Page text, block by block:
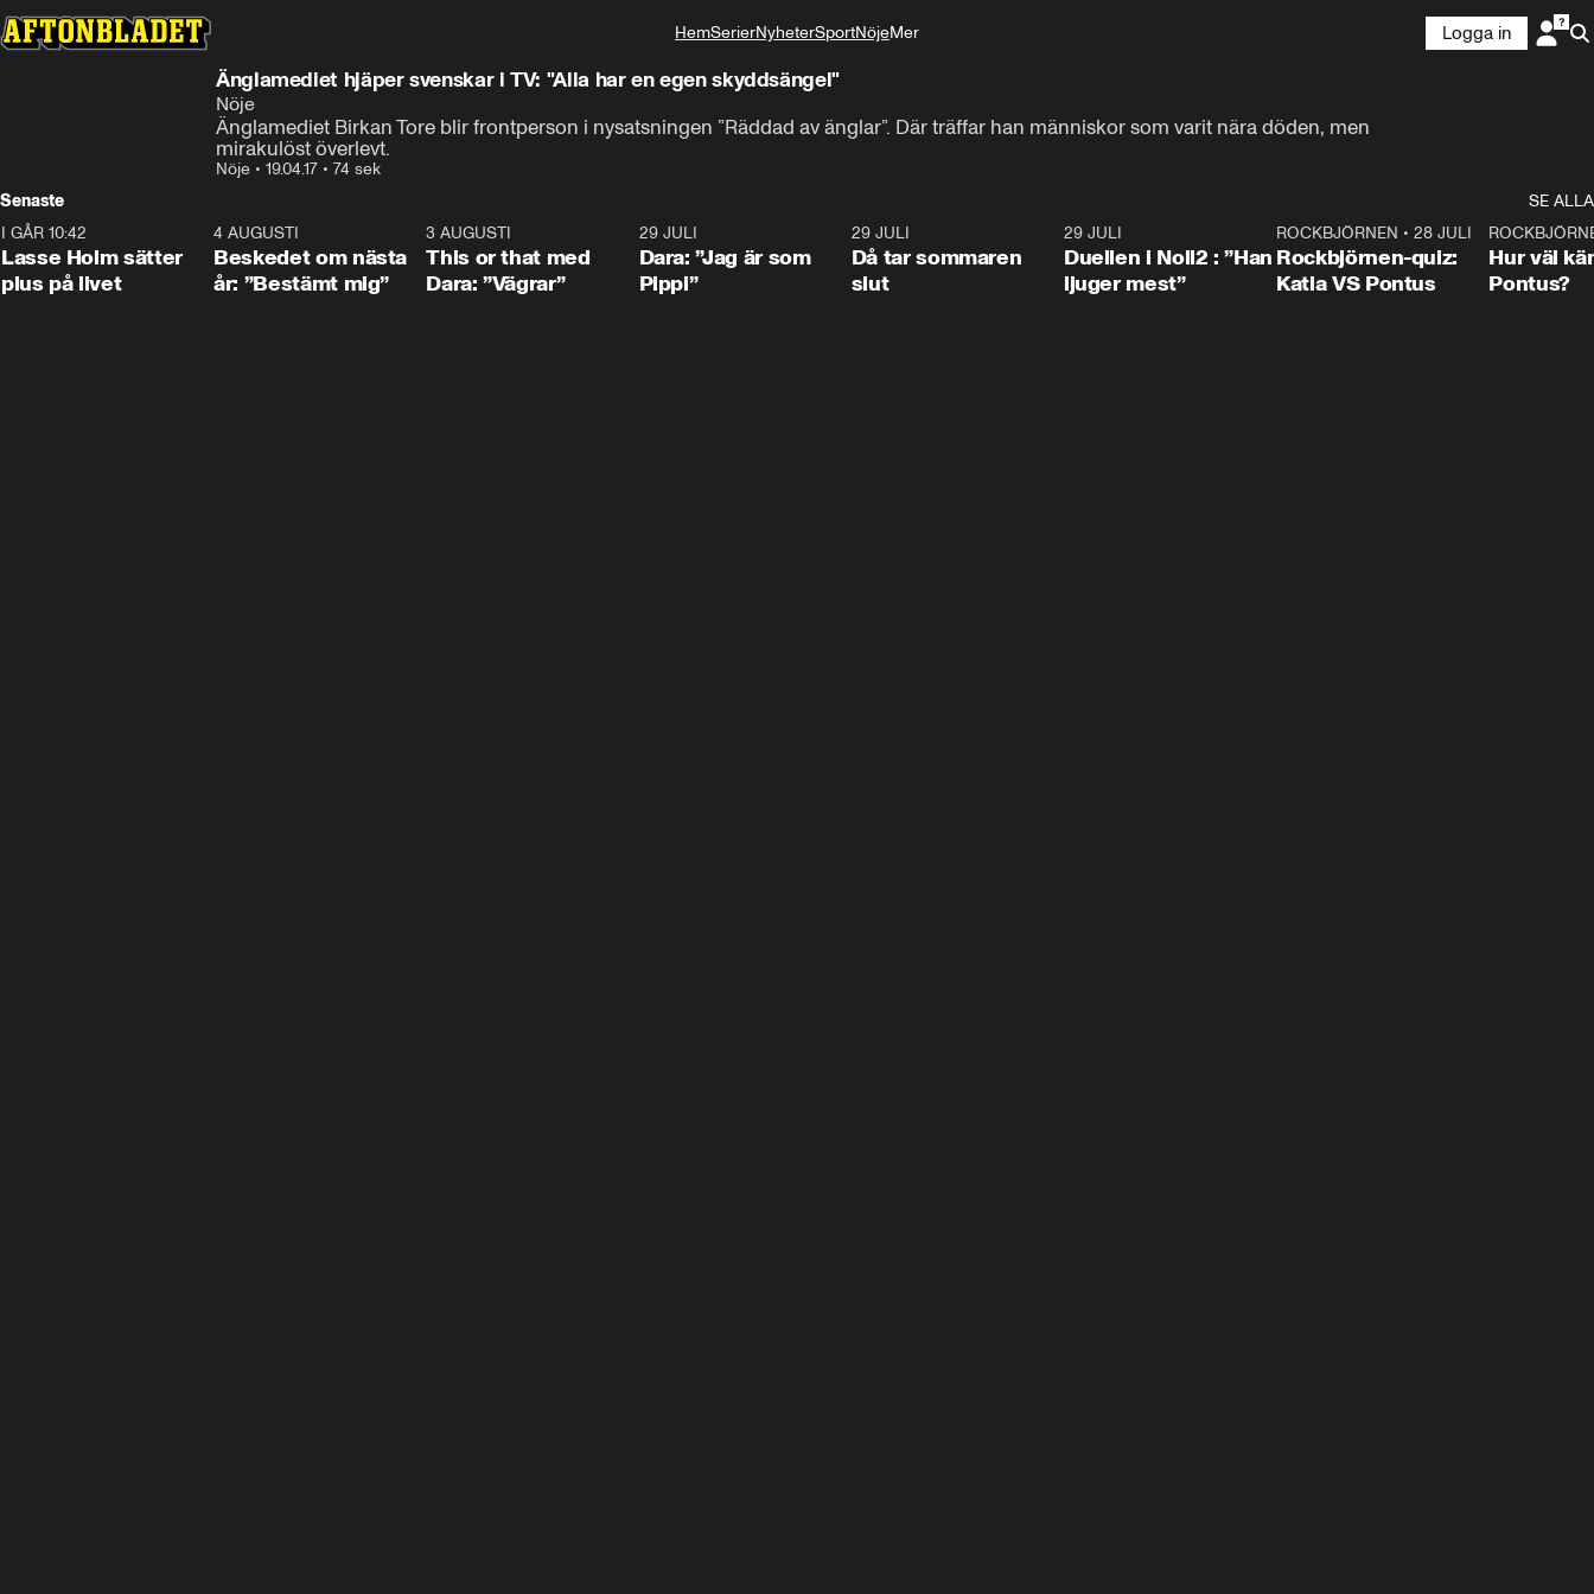
HemSerierNyheterSportNöjeMer
Logga in
Änglamediet hjäper svenskar i TV: "Alla har en egen skyddsängel"
Nöje
Änglamediet Birkan Tore blir frontperson i nysatsningen ”Räddad av änglar”. Där träffar han människor som varit nära döden, men
mirakulöst överlevt.
Nöje • 19.04.17 • 74 sek
Senaste
SE ALLA
1:04
I GÅR 10:42
Lasse Holm sätter
plus på livet
0:24
4 AUGUSTI
Beskedet om nästa
år: ”Bestämt mig”
3 AUGUSTI
This or that med
Dara: ”Vägrar”
29 JULI
Dara: ”Jag är som
Pippi”
29 JULI
Då tar sommaren
slut
29 JULI
Duellen i Noll2 : ”Han
ljuger mest”
0:15
ROCKBJÖRNEN •28 JULI
Rockbjörnen-quiz:
Katia VS Pontus
Hur väl
Pontus?